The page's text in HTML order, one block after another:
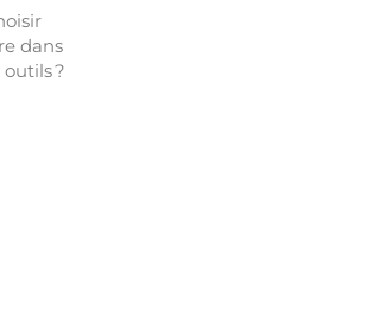
dans
?